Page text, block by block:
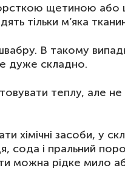
щетиною або
тільки м’яка
В такому
дуже складно.
теплу, але не
хімічні засоби, у
сода і пральний
можна рідке мило